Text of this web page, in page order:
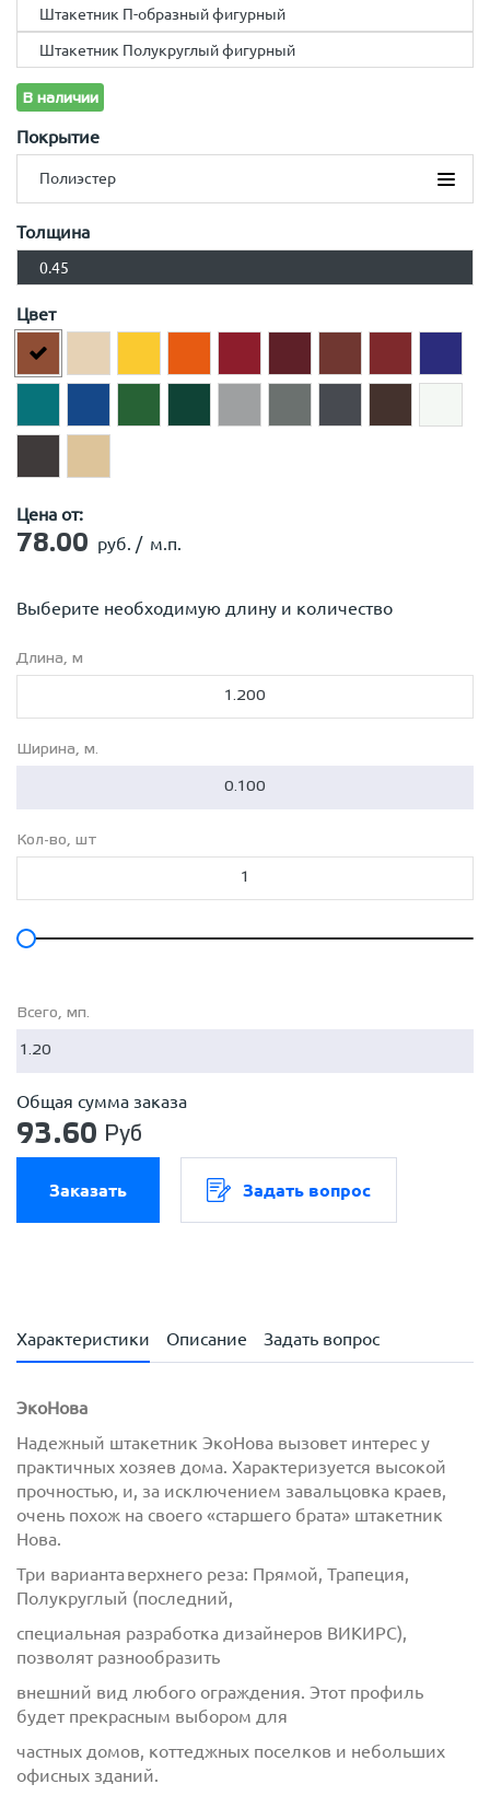
Штакетник П-образный фигурный
Штакетник Полукруглый фигурный
В наличии
Покрытие
Полиэстер
Полиэстер
Полиэстер двусторонний
Print
Толщина
0.45
Цвет
Цена от:
78.00 руб. / м.п.
Выберите необходимую длину и количество
Длина, м
Ширина, м.
Кол-во, шт
Всего, мп.
Общая сумма заказа
93.60 Руб
Заказать Задать вопрос
Характеристики Описание Задать вопрос
ЭкоНова
Надежный штакетник ЭкоНова вызовет интерес у
практичных хозяев дома. Характеризуется высокой
прочностью, и, за исключением завальцовка краев,
очень похож на своего «старшего брата» штакетник
Нова.
Три варианта верхнего реза: Прямой, Трапеция,
Полукруглый (последний,
специальная разработка дизайнеров ВИКИРС),
позволят разнообразить
внешний вид любого ограждения. Этот профиль
будет прекрасным выбором для
частных домов, коттеджных поселков и небольших
офисных зданий.